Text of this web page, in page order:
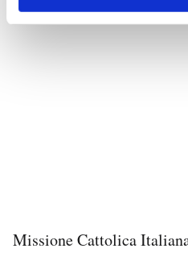
Missione Cattolica